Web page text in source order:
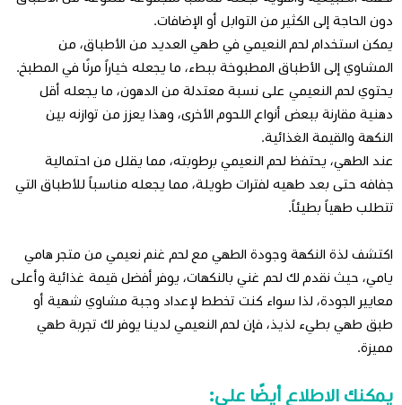
دون الحاجة إلى الكثير من التوابل أو الإضافات.
يمكن استخدام لحم النعيمي في طهي العديد من الأطباق، من
المشاوي إلى الأطباق المطبوخة ببطء، ما يجعله خياراً مرنًا في المطبخ.
يحتوي لحم النعيمي على نسبة معتدلة من الدهون، ما يجعله أقل
دهنية مقارنة ببعض أنواع اللحوم الأخرى، وهذا يعزز من توازنه بين
النكهة والقيمة الغذائية.
عند الطهي، يحتفظ لحم النعيمي برطوبته، مما يقلل من احتمالية
جفافه حتى بعد طهيه لفترات طويلة، مما يجعله مناسباً للأطباق التي
تتطلب طهياً بطيئاً.
اكتشف لذة النكهة وجودة الطهي مع لحم غنم نعيمي من متجر هامي
يامي، حيث نقدم لك لحم غني بالنكهات، يوفر أفضل قيمة غذائية وأعلى
معايير الجودة، لذا سواء كنت تخطط لإعداد وجبة مشاوي شهية أو
طبق طهي بطيء لذيذ، فإن لحم النعيمي لدينا يوفر لك تجربة طهي
مميزة.
يمكنك الاطلاع أيضًا على: